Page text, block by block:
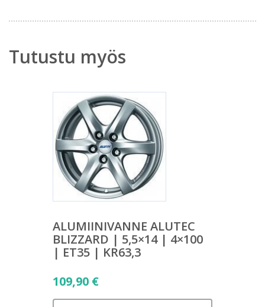
Tutustu myös
ALUMIINIVANNE ALUTEC
BLIZZARD | 5,5×14 | 4×100
| ET35 | KR63,3
109,90 €